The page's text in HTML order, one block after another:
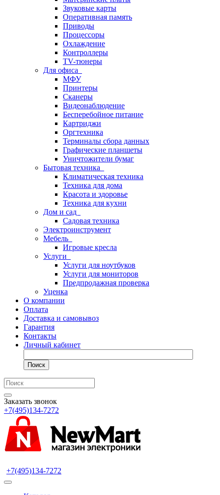
Звуковые карты
Оперативная память
Приводы
Процессоры
Охлаждение
Контроллеры
TV-тюнеры
Для офиса
МФУ
Принтеры
Сканеры
Видеонаблюдение
Бесперебойное питание
Картриджи
Оргтехника
Терминалы сбора данных
Графические планшеты
Уничтожители бумаг
Бытовая техника
Климатическая техника
Техника для дома
Красота и здоровье
Техника для кухни
Дом и сад
Садовая техника
Электроинструмент
Мебель
Игровые кресла
Услуги
Услуги для ноутбуков
Услуги для мониторов
Предпродажная проверка
Уценка
О компании
Оплата
Доставка и самовывоз
Гарантия
Контакты
Личный кабинет
Поиск
Заказать звонок
+7(495)134-7272
+7(495)134-7272